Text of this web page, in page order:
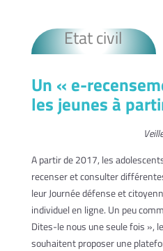
Etat civil
Un « e-
les jeunes à
A partir de 2017, les
recenser et consulter
leur Journée défense et
individuel en ligne. Un peu
Dites-le nous une seule fois »,
souhaitent proposer une